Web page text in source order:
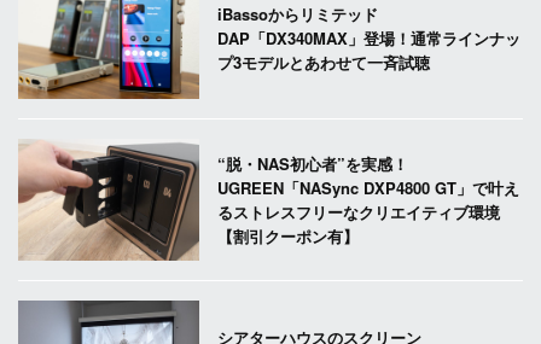
iBassoからリミテッド
DAP「DX340MAX」登場！通常ラインナッ
プ3モデルとあわせて一斉試聴
“脱・NAS初心者”を実感！
UGREEN「NASync DXP4800 GT」で叶え
るストレスフリーなクリエイティブ環境
【割引クーポン有】
シアターハウスのスクリーン